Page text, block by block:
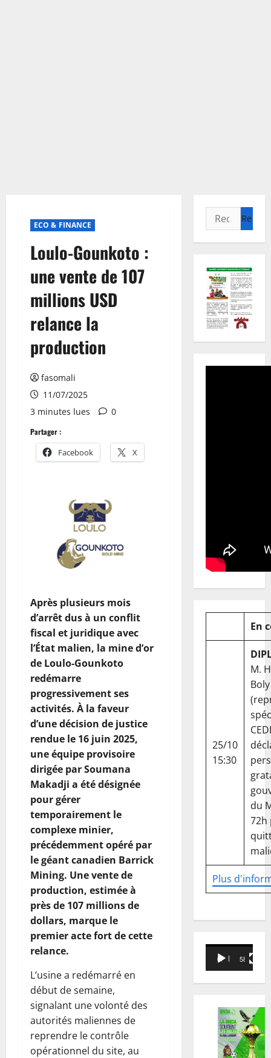
ECO & FINANCE
Loulo-Gounkoto :
une vente de 107
millions USD
relance la
production
fasomali
11/07/2025
3 minutes lues
0
Partager :
Facebook X
Après plusieurs mois
d’arrêt dus à un conflit
fiscal et juridique avec
l’État malien, la mine d’or
de Loulo-Gounkoto
redémarre
progressivement ses
activités. À la faveur
d’une décision de justice
rendue le 16 juin 2025,
une équipe provisoire
dirigée par Soumana
Makadji a été désignée
pour gérer
temporairement le
complexe minier,
précédemment opéré par
le géant canadien Barrick
Mining. Une vente de
production, estimée à
près de 107 millions de
dollars, marque le
premier acte fort de cette
relance.
L’usine a redémarré en
début de semaine,
signalant une volonté des
autorités maliennes de
reprendre le contrôle
opérationnel du site, au
Rechercher :
En
Plus
25/10
15:30
M.
Boly
du
72h
Lecteur
vidéo
00:00 58:18